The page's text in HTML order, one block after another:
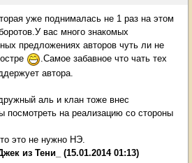
уже поднималась не 1 раз на этом
вас много знакомых
предложениях авторов чуть ли не
.Самое забавное что чать тех
автора.
аль и клан тоже внес
посмотреть на реализацию со стороны
это не нужно НЭ.
из Тени_ (15.01.2014 01:13)